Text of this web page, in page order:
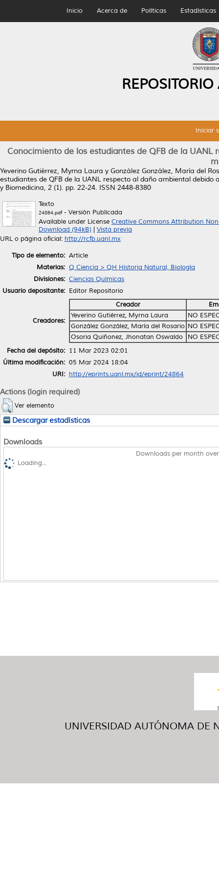
Inicio Acerca de Políticas Estadísticas
Iniciar
Conocimiento de los estudiantes de QFB de la
Yeverino Gutiérrez, Myrna Laura y González González, María del
estudiantes de QFB de la UANL respecto al daño ambiental debido
y Biomedicina, 2 (1). pp. 22-24. ISSN 2448-8380
Texto
24864.pdf- Versión Publicada
Available under License Creative Commons Attribution
Download (94kB)
Vista previa
URL o página oficial: http://rcfb.uanl.mx
Tipo de elemento: Article
Materias: Q Ciencia > QH Historia Natural, Biología
Divisiones: Ciencias Químicas
Usuario depositante: Editor Repositorio
Creadores:
Creador
Yeverino Gutiérrez, Myrna Laura
NO
González González, María del Rosario NO
Osoria Quiñonez, Jhonatan Oswaldo
NO
Fecha del depósito: 11 Mar 2023 02:01
Última modificación: 05 Mar 2024 18:04
URI: http://eprints.uanl.mx/id/eprint/24864
Actions (login required)
Ver elemento
Descargar estadísticas
Downloads
Downloads per month
Loading...
UNIVERSIDAD AUTÓNOMA DE